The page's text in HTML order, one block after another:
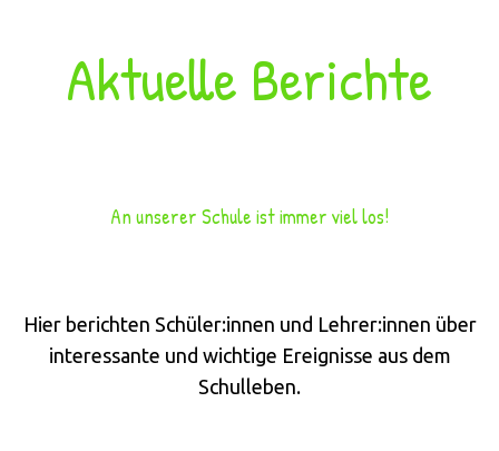
Aktuelle Berichte
An unserer Schule ist immer viel los!
Hier berichten Schüler:innen und Lehrer:innen über
interessante und wichtige Ereignisse aus dem
Schulleben.